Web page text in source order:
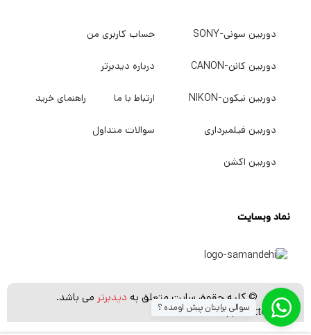
فیلمبرداری را تجربه کنید نیاز به دوربین‌های
باکیفیت و مجهز برای عکاسی و فیلمبرداری دارید.
فیلمبرداری، پهپاد فیلمبرداری، گیمبال دوربین
،گیمبال موبایل و هر نوع تجهیزات آتلیه را با
دوربین سونی-SONY
دوربین کانن-CANON
دوربین نیکون-NIKON
دوربین فیلمبرداری
دوربین اکشن
حساب کاربری من
درباره دیدبرتر
ارتباط با ما راهنمای خرید
سوالات متداول
نماد وبسایت
© کلیه حقوق سایت متعلق به دیدبرتر می باشد.
[whatsapp_buttons] سوالی برایتان پیش اومده ؟